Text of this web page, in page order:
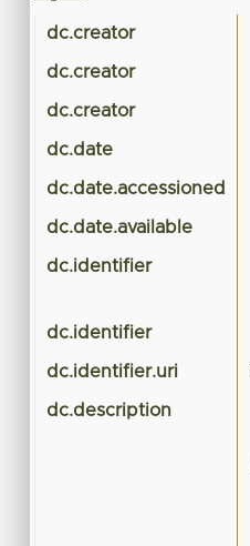
dc.creator
dc.creator
dc.creator
dc.date
dc.date.accessioned
dc.date.available
dc.identifier
dc.identifier
dc.identifier.uri
dc.description